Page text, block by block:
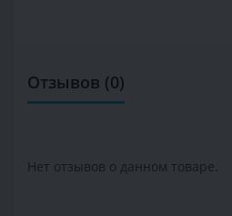
Отзывов (0)
Нет отзывов о данном товаре.